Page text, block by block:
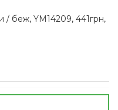
/ беж, YM14209, 441грн,